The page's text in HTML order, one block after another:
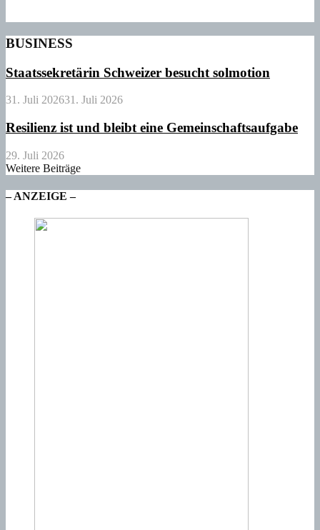
BUSINESS
Staatssekretärin Schweizer besucht solmotion
31. Juli 202631. Juli 2026
Resilienz ist und bleibt eine Gemeinschaftsaufgabe
29. Juli 2026
Weitere Beiträge
– ANZEIGE –